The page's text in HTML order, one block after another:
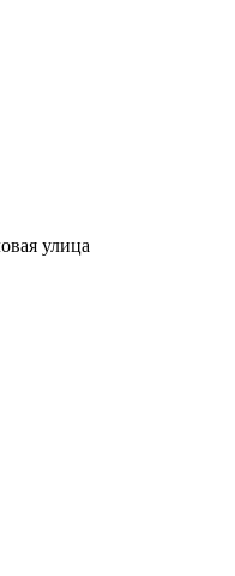
улица